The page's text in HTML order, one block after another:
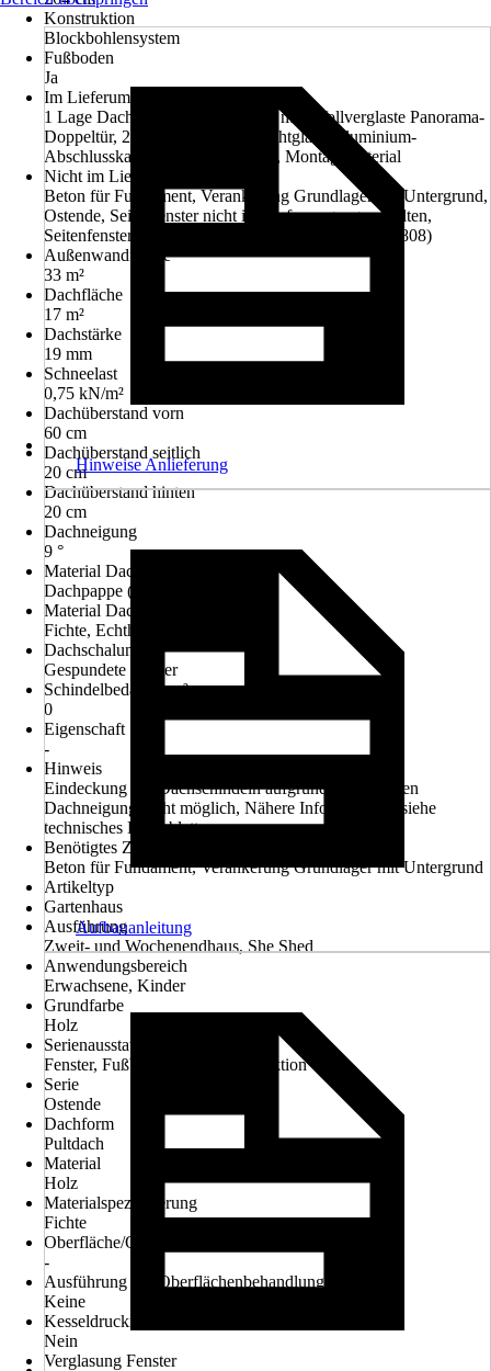
Konstruktion
Blockbohlensystem
Fußboden
Ja
Im Lieferumfang enthalten
1 Lage Dachpappe, Fußboden 19 mm, Vollverglaste Panorama-
Doppeltür, 2 Panoramafenster (Echtglas), Aluminium-
Abschlusskante, Aufbauanleitung, Montagematerial
Nicht im Lieferumfang enthalten
Beton für Fundament, Verankerung Grundlager mit Untergrund,
Ostende, Seitenfenster nicht im Lieferumgang enthalten,
Seitenfenster als Panorama-Fenster bestellbar (8678808)
Außenwandfläche
33 m²
Dachfläche
17 m²
Dachstärke
19 mm
Schneelast
0,75 kN/m²
Dachüberstand vorn
60 cm
Dachüberstand seitlich
20 cm
Dachüberstand hinten
20 cm
Dachneigung
9 °
Material Dacheindeckung
Dachpappe (zur Ersteindeckung)
Material Dach
Fichte, Echtholz
Dachschalung
Gespundete Bretter
Schindelbedarf in m²
0
Eigenschaft
-
Hinweis
Eindeckung mit Dachschindeln aufgrund der geringen
Dachneigung nicht möglich, Nähere Informationen siehe
technisches Datenblatt
Benötigtes Zubehör
Beton für Fundament, Verankerung Grundlager mit Untergrund
Artikeltyp
Gartenhaus
Ausführung
Zweit- und Wochenendhaus, She Shed
Anwendungsbereich
Erwachsene, Kinder
Grundfarbe
Holz
Serienausstattung
Fenster, Fußboden, Unterkonstruktion
Serie
Ostende
Dachform
Pultdach
Material
Holz
Materialspezifizierung
Fichte
Oberfläche/Oberflächenbehandlung
-
Ausführung der Oberflächenbehandlung
Keine
Kesseldruckimprägniert
Nein
Verglasung Fenster
Hinweise Anlieferung
Aufbauanleitung